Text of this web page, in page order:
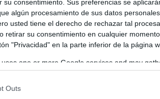
consentimiento. Sus preferencias se
algún procesamiento de sus datos
usted tiene el derecho de rechazar tal
retirar su consentimiento en cualquier
"Privacidad" en la parte inferior de la página
one or more Google services and may
to your visit or usage behaviour. You may
Outs
ha mostrado su preocupación
un incremento de los salarios
a la compra de una vivienda.